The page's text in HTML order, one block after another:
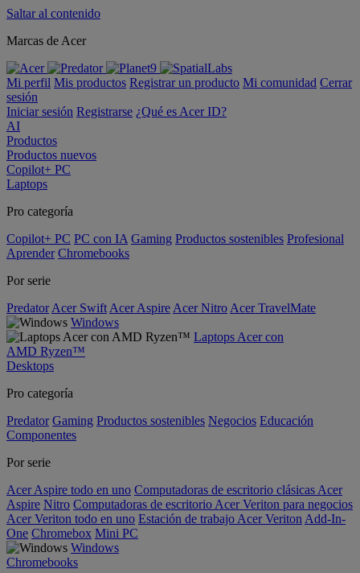
Saltar al contenido
Marcas de Acer
Mi perfil Mis productos Registrar un producto Mi comunidad Cerrar
sesión
Iniciar sesión Registrarse ¿Qué es Acer ID?
AI
Productos
Productos nuevos
Copilot+ PC
Laptops
Pro categoría
Copilot+ PC PC con IA Gaming Productos sostenibles Profesional
Aprender Chromebooks
Por serie
Predator Acer Swift Acer Aspire Acer Nitro Acer TravelMate
Windows
Laptops Acer con
AMD Ryzen™
Desktops
Pro categoría
Predator Gaming Productos sostenibles Negocios Educación
Componentes
Por serie
Acer Aspire todo en uno Computadoras de escritorio clásicas Acer
Aspire Nitro Computadoras de escritorio Acer Veriton para negocios
Acer Veriton todo en uno Estación de trabajo Acer Veriton Add-In-
One Chromebox Mini PC
Windows
Chromebooks